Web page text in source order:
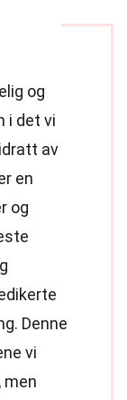
og
i det vi
av
en
og
Denne
vi
men